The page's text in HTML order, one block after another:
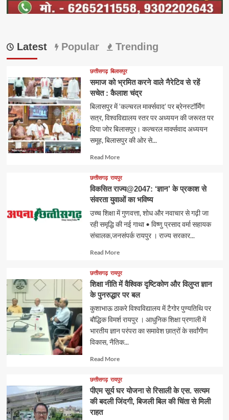
Latest Popular Trending
छत्तीसगढ़ बिलासपुर
समाज को भ्रमित करने वाले नैरेटिव से रहें
सचेत : कैलाश चंद्र
बिलासपुर में ‘कल्चरल मार्क्सवाद’ पर ब्रेनस्टॉर्मिंग
सत्र, विश्वविद्यालय स्तर पर अध्ययन की जरूरत पर
दिया जोर बिलासपुर। कल्चरल मार्क्सवाद अध्ययन
समूह, बिलासपुर की ओर से...
Read MoreRead
about
छत्तीसगढ़ रायपुर
विकसित राज्य@2047: ‘ज्ञान’ के प्रकाश से
संवरता युवाओं का भविष्य
उच्च शिक्षा में गुणवत्ता, शोध और नवाचार से गढ़ी जा
रही समृद्धि की नई गाथा • विष्णु प्रसाद वर्मा सहायक
संचालक,जनसंपर्क रायपुर । राज्य सरकार...
Read MoreRead
about
छत्तीसगढ़ रायपुर
शिक्षा नीति में वैश्विक दृष्टिकोण और विलुप्त ज्ञान
के पुनरुद्धार पर बल
कुशाभाऊ ठाकरे विश्वविद्यालय में टैगोर पुण्यतिथि पर
बौद्धिक विमर्श रायपुर । आधुनिक शिक्षा प्रणाली में
भारतीय ज्ञान परंपरा का समावेश छात्रों के सर्वांगीण
विकास, नैतिक...
Read MoreRead
about
छत्तीसगढ़ रायपुर
पीएम सूर्य घर योजना से रिसाली के एस. सत्यम
की बदली जिंदगी, बिजली बिल की चिंता से मिली
राहत